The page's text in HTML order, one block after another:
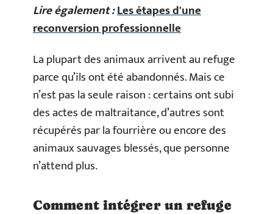
Lire également :Les étapes d'une
reconversion professionnelle
La plupart des animaux arrivent au refuge
parce qu’ils ont été abandonnés. Mais ce
n’est pas la seule raison : certains ont subi
des actes de maltraitance, d’autres sont
récupérés par la fourrière ou encore des
animaux sauvages blessés, que personne
n’attend plus.
Comment intégrer un refuge